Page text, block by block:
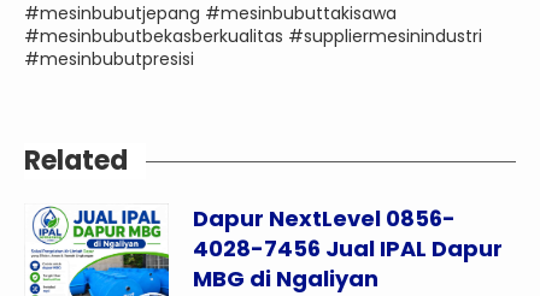
#mesinbubutjepang #mesinbubuttakisawa
#mesinbubutbekasberkualitas #suppliermesinindustri
#mesinbubutpresisi
Related
Dapur NextLevel 0856-
4028-7456 Jual IPAL Dapur
MBG di Ngaliyan